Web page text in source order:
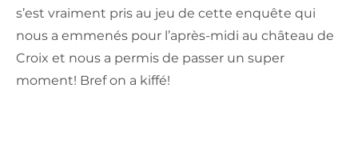
s’est vraiment pris au jeu de cette enquête qui
nous a emmenés pour l’après-midi au château de
Croix et nous a permis de passer un super
moment! Bref on a kiffé!